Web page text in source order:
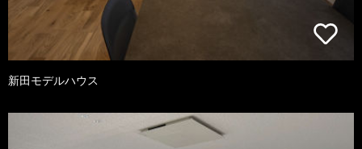
新田モデルハウス